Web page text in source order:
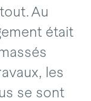
Au
était
les
se sont